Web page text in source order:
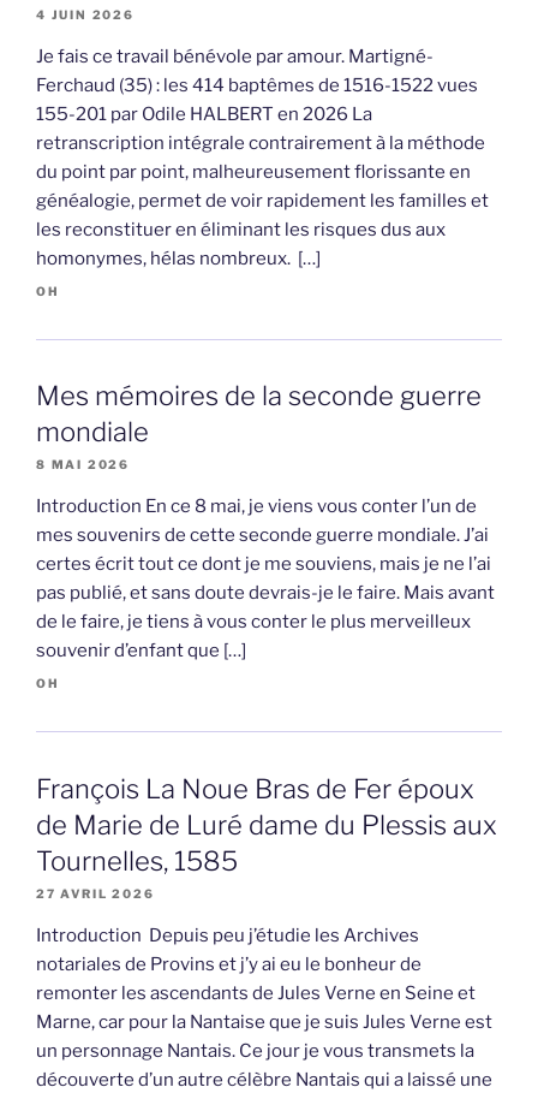
4 JUIN 2026
Je fais ce travail bénévole par amour. Martigné-
Ferchaud (35) : les 414 baptêmes de 1516-1522 vues
155-201 par Odile HALBERT en 2026 La
retranscription intégrale contrairement à la méthode
du point par point, malheureusement florissante en
généalogie, permet de voir rapidement les familles et
les reconstituer en éliminant les risques dus aux
homonymes, hélas nombreux. […]
OH
Mes mémoires de la seconde guerre
mondiale
8 MAI 2026
Introduction En ce 8 mai, je viens vous conter l’un de
mes souvenirs de cette seconde guerre mondiale. J’ai
certes écrit tout ce dont je me souviens, mais je ne l’ai
pas publié, et sans doute devrais-je le faire. Mais avant
de le faire, je tiens à vous conter le plus merveilleux
souvenir d’enfant que […]
OH
François La Noue Bras de Fer époux
de Marie de Luré dame du Plessis aux
Tournelles, 1585
27 AVRIL 2026
Introduction Depuis peu j’étudie les Archives
notariales de Provins et j’y ai eu le bonheur de
remonter les ascendants de Jules Verne en Seine et
Marne, car pour la Nantaise que je suis Jules Verne est
un personnage Nantais. Ce jour je vous transmets la
découverte d’un autre célèbre Nantais qui a laissé une